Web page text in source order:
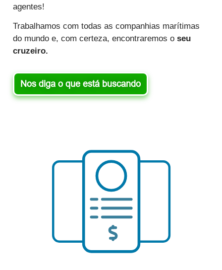
agentes!
Trabalhamos com todas as companhias marítimas
do mundo e, com certeza, encontraremos o seu
cruzeiro.
Nos diga o que está buscando